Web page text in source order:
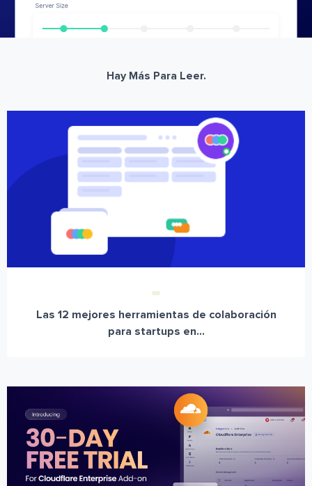
Hay Más Para Leer.
Las 12 mejores herramientas de colaboración
para startups en...